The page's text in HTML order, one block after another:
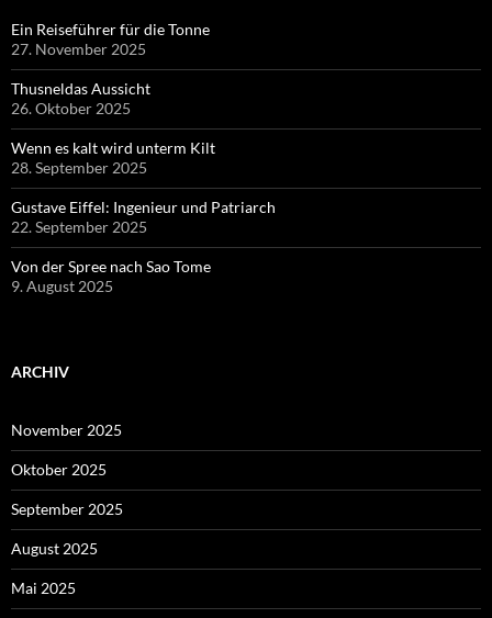
Ein Reiseführer für die Tonne
27. November 2025
Thusneldas Aussicht
26. Oktober 2025
Wenn es kalt wird unterm Kilt
28. September 2025
Gustave Eiffel: Ingenieur und Patriarch
22. September 2025
Von der Spree nach Sao Tome
9. August 2025
ARCHIV
November 2025
Oktober 2025
September 2025
August 2025
Mai 2025